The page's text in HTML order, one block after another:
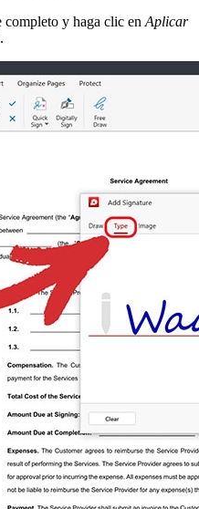
completo y haga clic en Aplicar